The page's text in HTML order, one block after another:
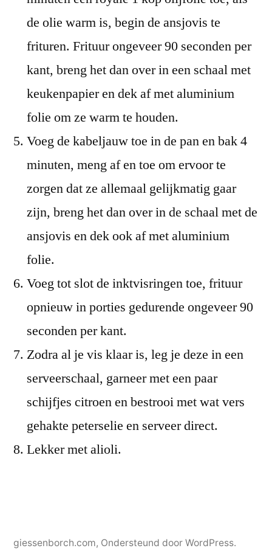
de olie warm is, begin de ansjovis te
frituren. Frituur ongeveer 90 seconden per
kant, breng het dan over in een schaal met
keukenpapier en dek af met aluminium
folie om ze warm te houden.
Voeg de kabeljauw toe in de pan en bak 4
minuten, meng af en toe om ervoor te
zorgen dat ze allemaal gelijkmatig gaar
zijn, breng het dan over in de schaal met de
ansjovis en dek ook af met aluminium
folie.
Voeg tot slot de inktvisringen toe, frituur
opnieuw in porties gedurende ongeveer 90
seconden per kant.
Zodra al je vis klaar is, leg je deze in een
serveerschaal, garneer met een paar
schijfjes citroen en bestrooi met wat vers
gehakte peterselie en serveer direct.
Lekker met alioli.
giessenborch.com, Ondersteund door WordPress.